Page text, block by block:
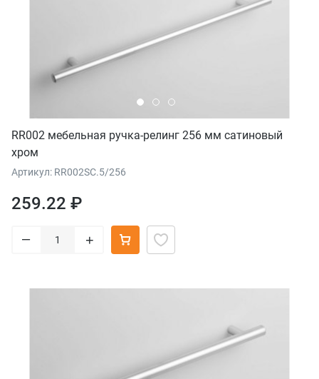
RR002 мебельная ручка-релинг 256 мм сатиновый
хром
Артикул: RR002SC.5/256
259.22 ₽
– +